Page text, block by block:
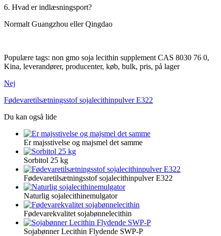
6. Hvad er indlæsningsport?
Normalt Guangzhou eller Qingdao
Populære tags: non gmo soja lecithin supplement CAS 8030 76 0,
Kina, leverandører, producenter, køb, bulk, pris, på lager
Nej
Fødevaretilsætningsstof sojalecithinpulver E322
Du kan også lide
Er majsstivelse og majsmel det samme
Sorbitol 25 kg
Fødevaretilsætningsstof sojalecithinpulver E322
Naturlig sojalecithinemulgator
Fødevarekvalitet sojabønnelecithin
Sojabønner Lecithin Flydende SWP-P